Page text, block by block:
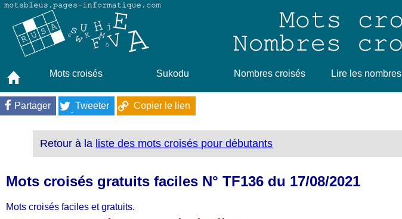
Mots croisés Sukodu Nombres croisés Lire les nombres
Partager Tweeter Copier le lien
Retour à la liste des mots croisés pour débutants
Mots croisés gratuits faciles N° TF136 du 17/08/2021
Mots croisés faciles et gratuits.